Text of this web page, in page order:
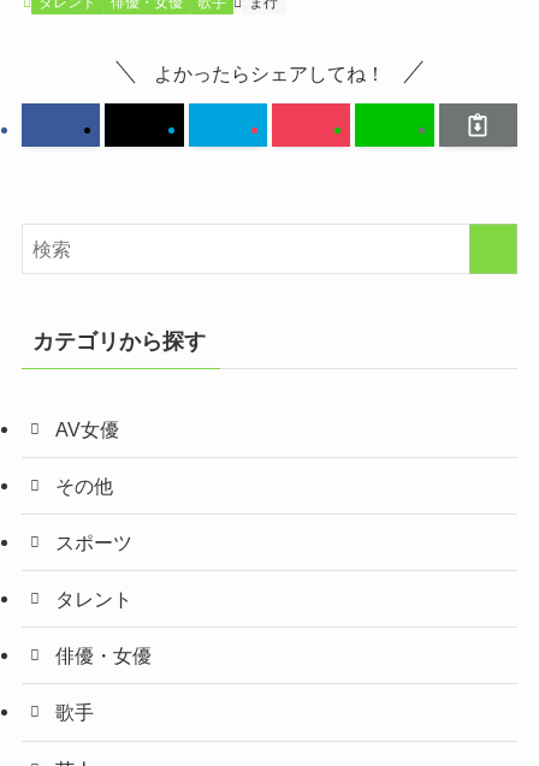
よかったらシェアしてね！
カテゴリから探す
AV女優
その他
スポーツ
タレント
俳優・女優
歌手